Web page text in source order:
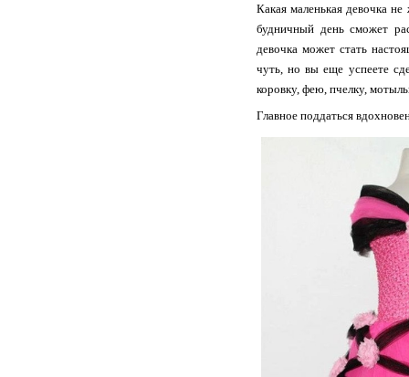
Какая маленькая девочка
будничный день сможет
девочка может стать
чуть, но вы еще успеете
коровку, фею, пчелку,
Главное поддаться